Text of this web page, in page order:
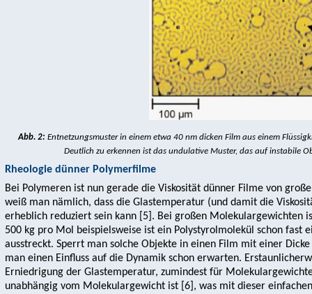
Abb. 2: Entnetzungsmuster in einem etwa 40 nm dicken Film aus einem
Deutlich zu erkennen ist das undulative Muster, das auf instabile
Rheologie dünner Polymerfilme
Bei Polymeren ist nun gerade die Viskosität dünner Filme von
weiß man nämlich, dass die Glastemperatur (und damit die
erheblich reduziert sein kann [5]. Bei großen Molekulargewichten
500 kg pro Mol beispielsweise ist ein Polystyrolmolekül schon fast
ausstreckt. Sperrt man solche Objekte in einen Film mit einer
man einen Einfluss auf die Dynamik schon erwarten.
Erniedrigung der Glastemperatur, zumindest für
unabhängig vom Molekulargewicht ist [6], was mit dieser